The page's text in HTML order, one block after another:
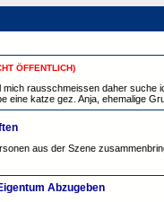
ÖFFENTLICH)
mich rausschmeissen daher suche
eine katze gez. Anja, ehemalige
aus der Szene
Abzugeben